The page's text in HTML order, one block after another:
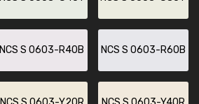
NCS S 0603-R40B NCS S 0603-R60B